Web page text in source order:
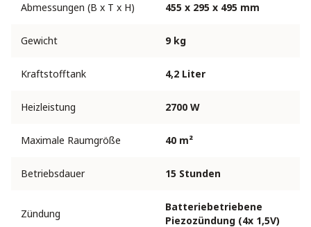
Abmessungen (B x T x H) 455 x 295 x 495 mm
Gewicht 9 kg
Kraftstofftank 4,2 Liter
Heizleistung 2700 W
Maximale Raumgröße 40 m²
Betriebsdauer 15 Stunden
Zündung
Batteriebetriebene
Piezozündung (4x 1,5V)